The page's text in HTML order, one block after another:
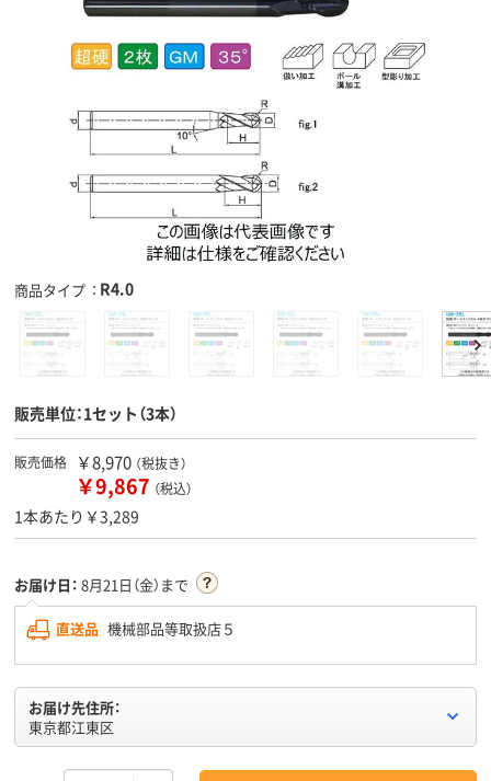
商品タイプ R4.0
販売単位：1セット（3本）
販売価格 ￥8,970 （税抜き）
￥9,867 （税込）
1本あたり￥3,289
お届け日： 8月21日（金）まで
直送品 機械部品等取扱店５
お届け先住所：
東京都江東区